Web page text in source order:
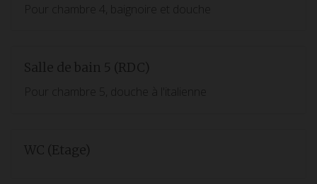
Pour chambre 4, baignoire et douche
Salle de bain 5 (RDC)
Pour chambre 5, douche à l'italienne
WC (Etage)